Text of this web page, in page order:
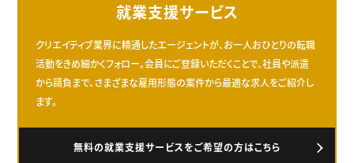
就業支援サービス
クリエイティブ業界に精通したエージェントが、お一人おひとりの転職
活動をきめ細かくフォロー。会員にご登録いただくことで、社員や派遣
から請負まで、さまざまな雇用形態の案件から最適な求人をご紹介し
ます。
無料の就業支援サービスをご希望の方はこちら